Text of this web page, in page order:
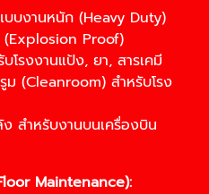
บบงานหนัก (Heavy Duty)
(Explosion Proof)
โรงงานแป้ง, ยา, สารเคมี
(Cleanroom) สำหรับโรง
สำหรับงานบนเครื่องบิน
Maintenance):